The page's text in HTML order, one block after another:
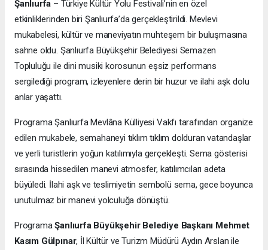
Şanlıurfa – Türkiye Kültür Yolu Festivali’nin en özel
etkinliklerinden biri Şanlıurfa’da gerçekleştirildi. Mevlevi
mukabelesi, kültür ve maneviyatın muhteşem bir buluşmasına
sahne oldu. Şanlıurfa Büyükşehir Belediyesi Semazen
Topluluğu ile dini musiki korosunun eşsiz performans
sergilediği program, izleyenlere derin bir huzur ve ilahi aşk dolu
anlar yaşattı.
ProgramaŞanlıurfa Mevlâna Külliyesi Vakfı tarafından organize
edilen mukabele, semahaneyi tıklım tıklım dolduran vatandaşlar
ve yerli turistlerin yoğun katılımıyla gerçekleşti. Sema gösterisi
sırasında hissedilen manevi atmosfer, katılımcıları adeta
büyüledi. İlahi aşk ve teslimiyetin sembolü sema, gece boyunca
unutulmaz bir manevi yolculuğa dönüştü.
ProgramaŞanlıurfa Büyükşehir Belediye Başkanı Mehmet
Kasım Gülpınar, İl Kültür ve Turizm Müdürü Aydın Arslan ile